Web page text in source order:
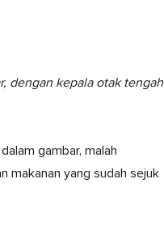
dengan kepala otak tengah
gambar, malah
makanan yang sudah sejuk